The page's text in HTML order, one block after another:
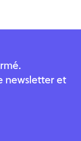
newsletter et